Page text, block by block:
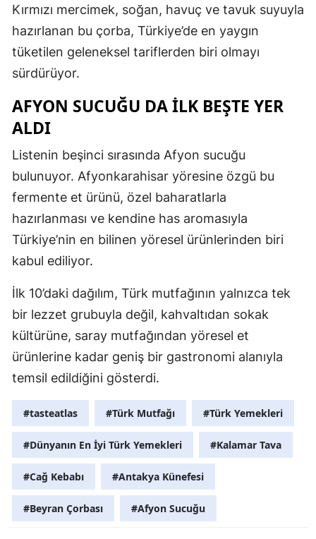
Kırmızı mercimek, soğan, havuç ve tavuk suyuyla
hazırlanan bu çorba, Türkiye’de en yaygın
tüketilen geleneksel tariflerden biri olmayı
sürdürüyor.
AFYON SUCUĞU DA İLK BEŞTE YER
ALDI
Listenin beşinci sırasında Afyon sucuğu
bulunuyor. Afyonkarahisar yöresine özgü bu
fermente et ürünü, özel baharatlarla
hazırlanması ve kendine has aromasıyla
Türkiye’nin en bilinen yöresel ürünlerinden biri
kabul ediliyor.
İlk 10’daki dağılım, Türk mutfağının yalnızca tek
bir lezzet grubuyla değil, kahvaltıdan sokak
kültürüne, saray mutfağından yöresel et
ürünlerine kadar geniş bir gastronomi alanıyla
temsil edildiğini gösterdi.
#tasteatlas #Türk Mutfağı #Türk Yemekleri
#Dünyanın En İyi Türk Yemekleri #Kalamar Tava
#Cağ Kebabı #Antakya Künefesi
#Beyran Çorbası #Afyon Sucuğu